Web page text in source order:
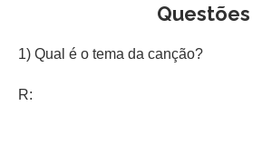
Questões
1) Qual é o tema da canção?
R: